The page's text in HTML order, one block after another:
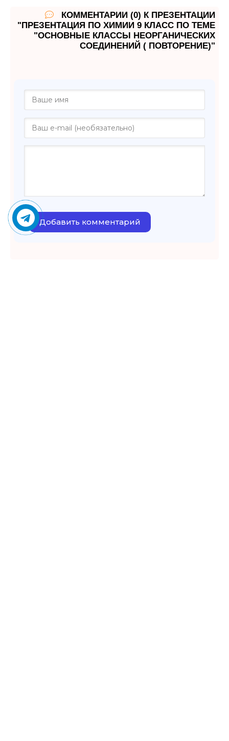
КОММЕНТАРИИ (0) К ПРЕЗЕНТАЦИИ
"ПРЕЗЕНТАЦИЯ ПО ХИМИИ 9 КЛАСС ПО ТЕМЕ
"ОСНОВНЫЕ КЛАССЫ НЕОРГАНИЧЕСКИХ
СОЕДИНЕНИЙ ( ПОВТОРЕНИЕ)"
Добавить комментарий